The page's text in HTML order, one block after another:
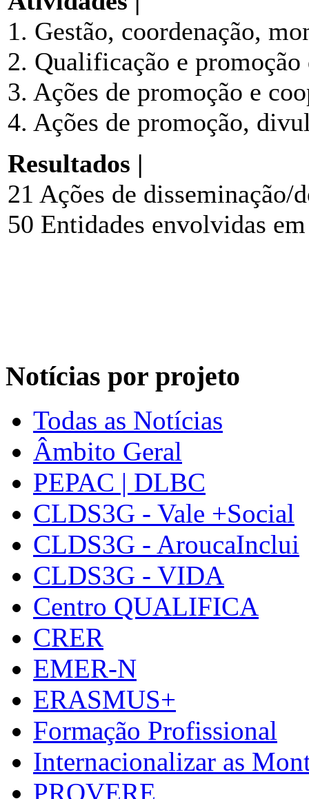
1. Gestão, coordenação,
2. Qualificação e promoção
3. Ações de promoção e
4. Ações de promoção,
Resultados |
21 Ações de disseminação/
50 Entidades envolvidas
Notícias por projeto
Todas as Notícias
Âmbito Geral
PEPAC | DLBC
CLDS3G - Vale +Social
CLDS3G - AroucaInclui
CLDS3G - VIDA
Centro QUALIFICA
CRER
EMER-N
ERASMUS+
Formação Profissional
Internacionalizar as
PROVERE